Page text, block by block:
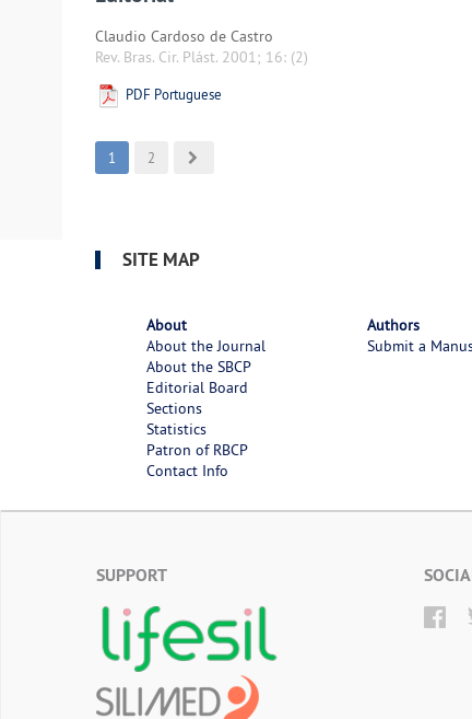
Claudio Cardoso de Castro
Rev. Bras. Cir. Plást. 2001; 16: (2)
PDF Portuguese
1 2
SITE MAP
About
About the Journal
About the SBCP
Editorial Board
Sections
Statistics
Patron of RBCP
Contact Info
Authors
Submit a
SUPPORT